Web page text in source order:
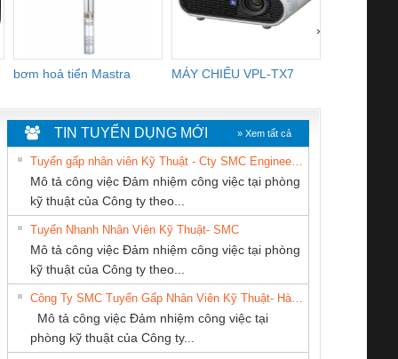
bơm hoả tiển Mastra MÁY CHIẾU VPL-TX7
›
An Toàn
Contact
– PSR-
SCP-
FSP/2X1/1X2
Bộ giám sát chuỗi
tấm pin
TRANSCLINIC 16I+
1K5 L (2433950000)
Bộ giám sát dòng
TRANSCLINIC 16I+
(2008130000)
TY TNHH
THUẬT KTECH
NAM
CÔNG TY TNHH
THƯƠNG MẠI
DỊCH VỤ KỸ
THUẬT ĐIỆN CƠ
GIA HƯNG PHÁT
Công Ty TNHH
Quốc Thịnh
TIN TUYỂN DỤNG MỚI » Xem tất cả
Tuyển gấp nhân viên Kỹ Thuật - Cty SMC Engineering
Mô tả công việc Đảm nhiệm công việc tại phòng
kỹ thuật của Công ty theo...
Tuyển Nhanh Nhân Viên Kỹ Thuật- SMC
Mô tả công việc Đảm nhiệm công việc tại phòng
kỹ thuật của Công ty theo...
Công Ty SMC Tuyển Gấp Nhân Viên Kỹ Thuật- Hà Nội
Mô tả công việc Đảm nhiệm công việc tại
phòng kỹ thuật của Công ty...